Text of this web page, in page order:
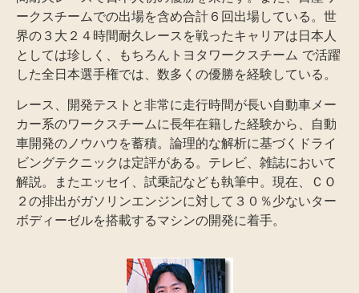
ークスチームでの出場を含め合計６回出場している。世
界の３大２４時間耐久レースを戦ったキャリアは日本人
としては珍しく、もちろんトヨタワークスチーム で活躍
した全日本選手権では、数多くの優勝を経験している。
レース、開発テストと非常に走行時間が長い自動車メー
カー系のワークスチームに長年在籍した経験から、自動
車開発のノウハウを蓄積。論理的な解析に基づくドライ
ビングテクニックは定評がある。テレビ、雑誌において
解説。またエッセイ、試乗記なども執筆中。現在、ＣＯ
２の排出がガソリンエンジンに対して３０％少ないター
ボディーゼルを搭載するマシンの開発に着手。